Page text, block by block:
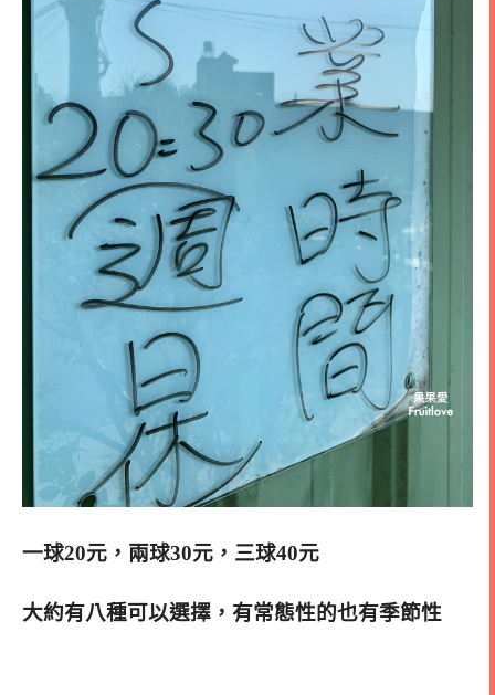
一球20元，兩球30元，三球40元
大約有八種可以選擇，有常態性的也有季節性